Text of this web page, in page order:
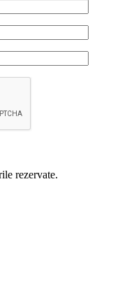
rezervate.